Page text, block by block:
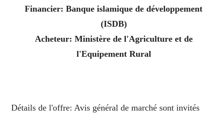
Financier: Banque islamique de développement
(ISDB)
Acheteur: Ministère de l'Agriculture et de
l'Equipement Rural
Détails de l'offre: Avis général de marché sont invités